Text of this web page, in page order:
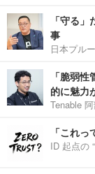
「守る
事
日本プル
「脆弱
的に魅力
Tenable
「これ
ID 起点の